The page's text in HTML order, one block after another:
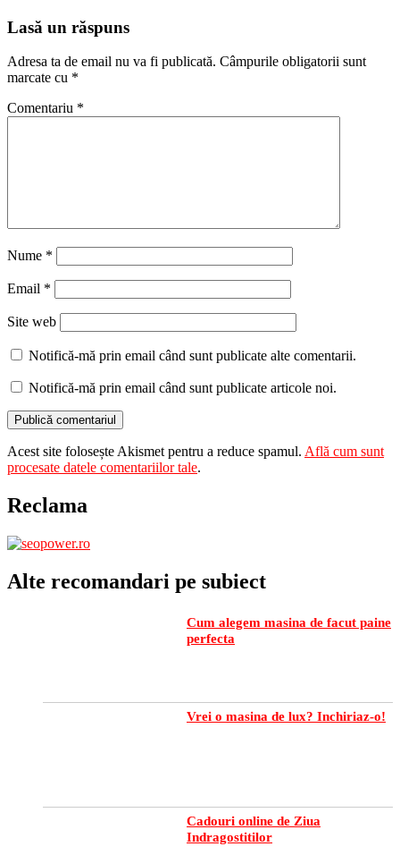
Lasă un răspuns
Adresa ta de email nu va fi publicată. Câmpurile obligatorii sunt
marcate cu *
Comentariu *
Nume *
Email *
Site web
Notifică-mă prin email când sunt publicate alte comentarii.
Notifică-mă prin email când sunt publicate articole noi.
Acest site folosește Akismet pentru a reduce spamul. Află cum sunt
procesate datele comentariilor tale.
Reclama
Alte recomandari pe subiect
Cum alegem masina de facut paine
perfecta
Vrei o masina de lux? Inchiriaz-o!
Cadouri online de Ziua
Indragostitilor